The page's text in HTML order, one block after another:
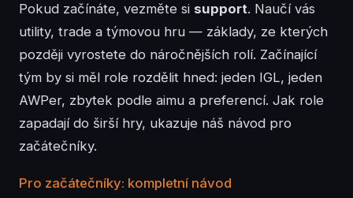
Pokud začínáte, vezměte si support. Naučí vás
utility, trade a týmovou hru — základy, ze kterých
později vyrostete do náročnějších rolí. Začínající
tým by si měl role rozdělit hned: jeden IGL, jeden
AWPer, zbytek podle aimu a preferencí. Jak role
zapadají do širší hry, ukazuje náš návod pro
začátečníky.
Pro začátečníky: kompletní návod